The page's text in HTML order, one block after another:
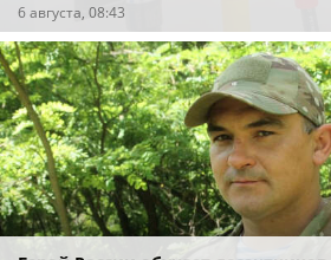
6 августа, 08:43